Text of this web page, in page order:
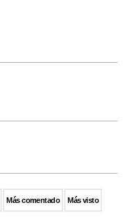
Más comentado Más visto